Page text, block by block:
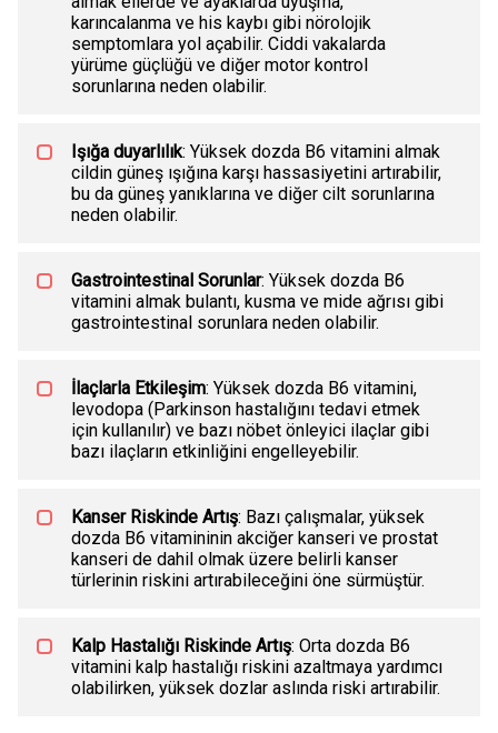
karıncalanma ve his kaybı gibi nörolojik
semptomlara yol açabilir. Ciddi vakalarda
yürüme güçlüğü ve diğer motor kontrol
sorunlarına neden olabilir.
Işığa duyarlılık: Yüksek dozda B6 vitamini almak
cildin güneş ışığına karşı hassasiyetini artırabilir,
bu da güneş yanıklarına ve diğer cilt sorunlarına
neden olabilir.
Gastrointestinal Sorunlar: Yüksek dozda B6
vitamini almak bulantı, kusma ve mide ağrısı gibi
gastrointestinal sorunlara neden olabilir.
İlaçlarla Etkileşim: Yüksek dozda B6 vitamini,
levodopa (Parkinson hastalığını tedavi etmek
için kullanılır) ve bazı nöbet önleyici ilaçlar gibi
bazı ilaçların etkinliğini engelleyebilir.
Kanser Riskinde Artış: Bazı çalışmalar, yüksek
dozda B6 vitamininin akciğer kanseri ve prostat
kanseri de dahil olmak üzere belirli kanser
türlerinin riskini artırabileceğini öne sürmüştür.
Kalp Hastalığı Riskinde Artış: Orta dozda B6
vitamini kalp hastalığı riskini azaltmaya yardımcı
olabilirken, yüksek dozlar aslında riski artırabilir.